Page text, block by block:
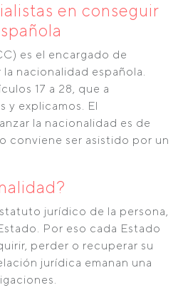
en conseguir
es el encargado de
nacionalidad española.
17 a 28, que a
y explicamos. El
la nacionalidad es de
conviene ser asistido por un
jurídico de la persona,
Por eso cada Estado
perder o recuperar su
jurídica emanan una